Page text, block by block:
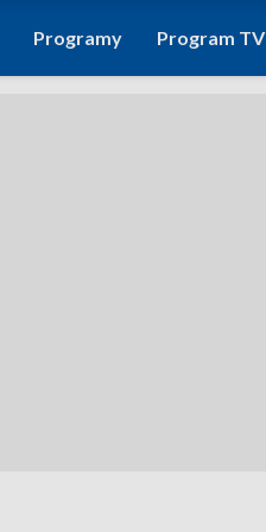
Programy Program TV